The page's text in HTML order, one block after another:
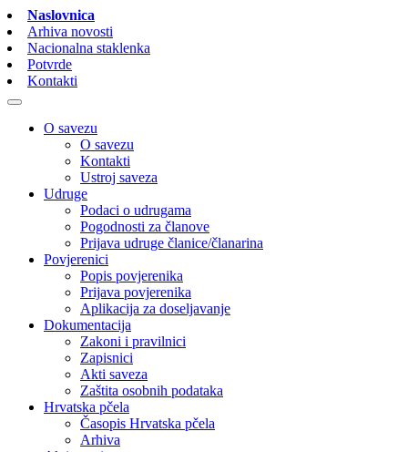
Naslovnica
Arhiva novosti
Nacionalna staklenka
Potvrde
Kontakti
O savezu
O savezu
Kontakti
Ustroj saveza
Udruge
Podaci o udrugama
Pogodnosti za članove
Prijava udruge članice/članarina
Povjerenici
Popis povjerenika
Prijava povjerenika
Aplikacija za doseljavanje
Dokumentacija
Zakoni i pravilnici
Zapisnici
Akti saveza
Zaštita osobnih podataka
Hrvatska pčela
Časopis Hrvatska pčela
Arhiva